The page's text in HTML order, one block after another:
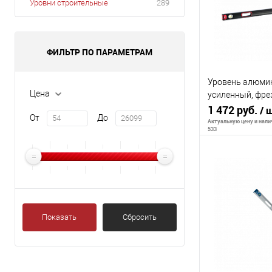
Уровни строительные 289
ФИЛЬТР ПО ПАРАМЕТРАМ
Цена
От До
Показать Сбросить
Уровень
усиленный,
глазка, 2 комп.
мм// Matrix
1 472 руб. /
Актуальную цену и
533
К сравнению